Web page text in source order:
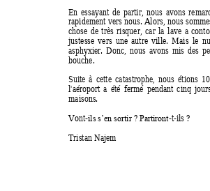
En essayant de partir, nous avons
rapidement vers nous. Alors, nous
chose de très risquer, car la lave a
justesse vers une autre ville. Mais le
asphyxier. Donc, nous avons mis des
bouche.
Suite à cette catastrophe, nous étions
l'aéroport a été fermé pendant cinq
maisons.
Vont-ils s’en sortir ? Partiront-t-ils ?
Tristan Najem